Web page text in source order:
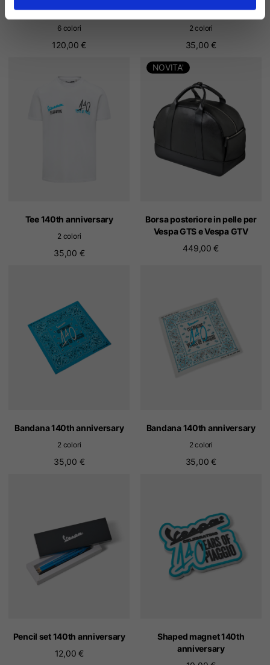
Hoodie
6 colori
120,00 €
Tee 140th anniversary
2 colori
35,00 €
Tee 140th anniversary
2 colori
35,00 €
NOVITA'
Borsa posteriore in pelle per
Vespa GTS e Vespa GTV
449,00 €
Bandana 140th anniversary
2 colori
35,00 €
Bandana 140th anniversary
2 colori
35,00 €
Pencil set 140th anniversary
12,00 €
Shaped magnet 140th
anniversary